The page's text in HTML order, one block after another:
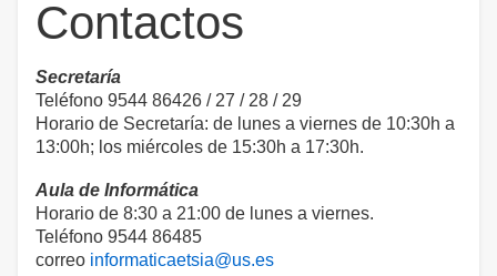
Contactos
Secretaría
Teléfono 9544 86426 / 27 / 28 / 29
Horario de Secretaría: de lunes a viernes de 10:30h a
13:00h; los miércoles de 15:30h a 17:30h.
Aula de Informática
Horario de 8:30 a 21:00 de lunes a viernes.
Teléfono 9544 86485
correo informaticaetsia@us.es